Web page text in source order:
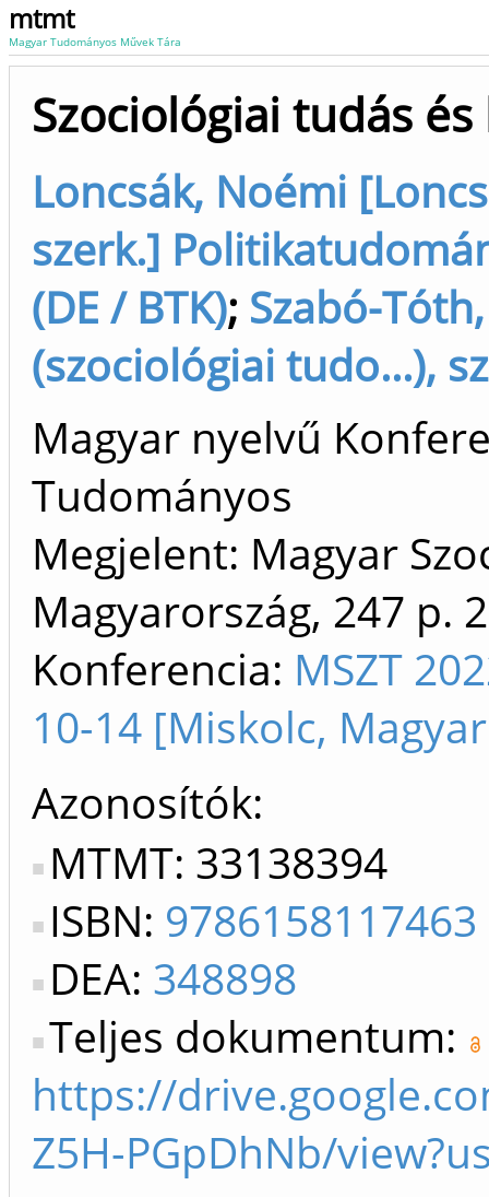
mtmt
Magyar Tudományos Művek Tára
Szociológiai tudás és
Loncsák, Noémi
szerk.]
(DE / BTK); Szabó-
(szociológiai tudo...),
Magyar nyelvű
Tudományos
Megjelent: Magyar
Magyarország, 247 p.
Konferencia: MSZT
10-14 [Miskolc,
Azonosítók
MTMT: 33138394
ISBN: 9786158117463
DEA: 348898
Teljes dokumentum:
https://
Z5H-PGpDhNb/